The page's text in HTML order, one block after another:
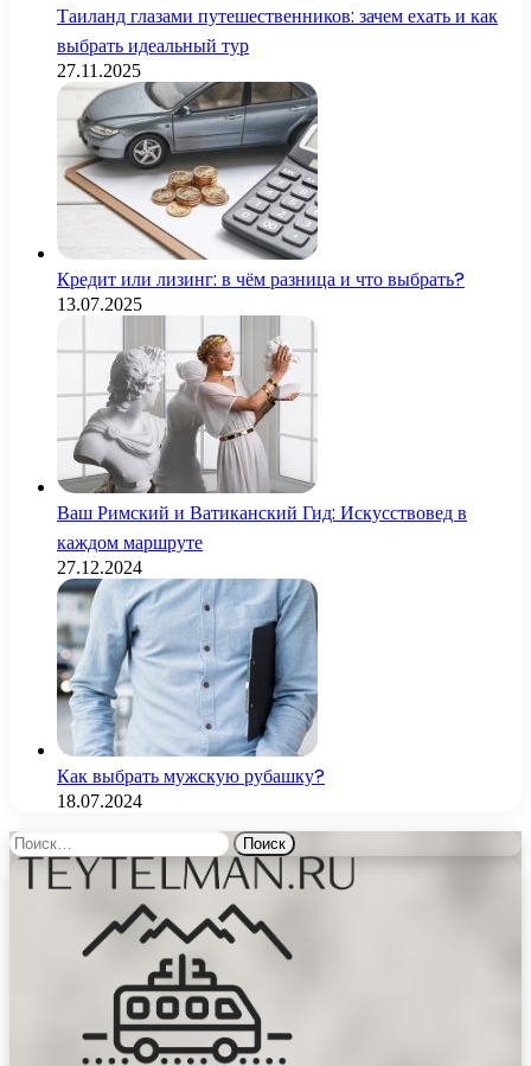
Таиланд глазами путешественников: зачем ехать и как
выбрать идеальный тур
27.11.2025
Кредит или лизинг: в чём разница и что выбрать?
13.07.2025
Ваш Римский и Ватиканский Гид: Искусствовед в
каждом маршруте
27.12.2024
Как выбрать мужскую рубашку?
18.07.2024
Найти: